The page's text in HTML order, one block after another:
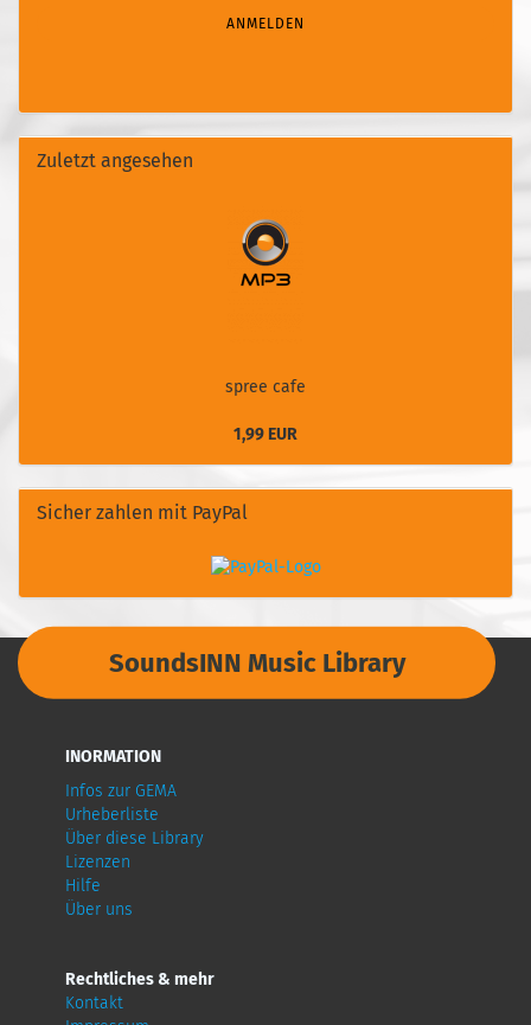
ANMELDEN
Zuletzt angesehen
spree cafe
1,99 EUR
Sicher zahlen mit PayPal
SoundsINN Music Library
INORMATION
Infos zur GEMA
Urheberliste
Über diese Library
Lizenzen
Hilfe
Über uns
Rechtliches & mehr
Kontakt